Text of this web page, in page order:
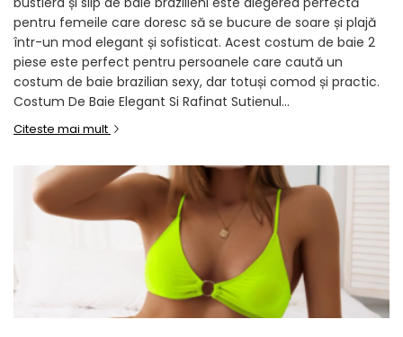
pentru femeile care doresc să se bucure de soare și plajă
într-un mod elegant și sofisticat. Acest costum de baie 2
piese este perfect pentru persoanele care caută un
costum de baie brazilian sexy, dar totuși comod și practic.
Costum De Baie Elegant Si Rafinat Sutienul...
Citeste mai mult